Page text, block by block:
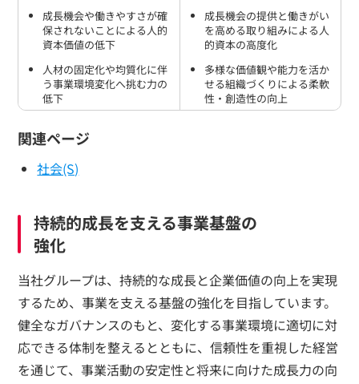
成長機会や働きやすさが確
保されないことによる人的
資本価値の低下
人材の固定化や均質化に伴
う事業環境変化へ挑む力の
低下
成長機会の提供と働きがい
を高める取り組みによる人
的資本の高度化
多様な価値観や能力を活か
せる組織づくりによる柔軟
性・創造性の向上
関連ページ
社会(S)
持続的成長を支える事業基盤の
強化
当社グループは、持続的な成長と企業価値の向上を実現
するため、事業を支える基盤の強化を目指しています。
健全なガバナンスのもと、変化する事業環境に適切に対
応できる体制を整えるとともに、信頼性を重視した経営
を通じて、事業活動の安定性と将来に向けた成長力の向